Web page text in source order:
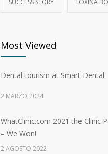
SUCCESS STORY TOXINA
Most Viewed
Dental tourism at Smart Dental
2 MARZO 2024
WhatClinic.com 2021 the Clinic
– We Won!
2 AGOSTO 2022